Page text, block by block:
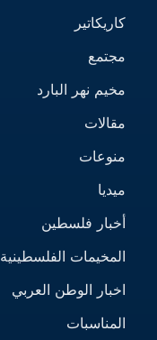
كاريكاتير
مجتمع
مخيم نهر البارد
مقالات
منوعات
ميديا
أخبار فلسطين
المخيمات الفلسطينية
اخبار الوطن العربي
المناسبات